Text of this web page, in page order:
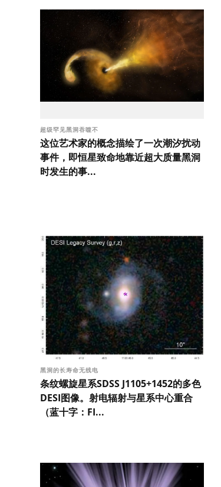
超级罕见黑洞吞噬不
这位艺术家的概念描绘了一次潮汐扰动
事件，即恒星致命地靠近超大质量黑洞
时发生的事...
黑洞的长寿命无线电
条纹螺旋星系SDSS J1105+1452的多色
DESI图像。射电辐射与星系中心重合
（蓝十字：FI...